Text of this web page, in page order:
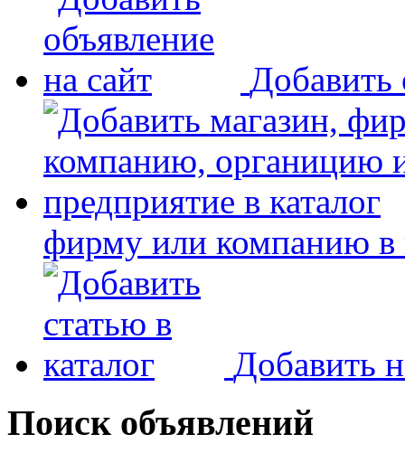
Добавить
фирму или компанию в
Добавить
Поиск объявлений